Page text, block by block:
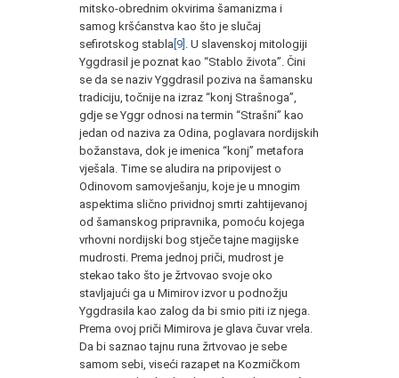
mitsko-obrednim okvirima šamanizma i
samog kršćanstva kao što je slučaj
sefirotskog stabla [9] . U slavenskoj mitologiji
Yggdrasil je poznat kao “Stablo života”. Čini
se da se naziv Yggdrasil poziva na šamansku
tradiciju, točnije na izraz “konj Strašnoga”,
gdje se Yggr odnosi na termin “Strašni” kao
jedan od naziva za Odina, poglavara nordijskih
božanstava, dok je imenica “konj” metafora
vješala. Time se aludira na pripovijest o
Odinovom samovješanju, koje je u mnogim
aspektima slično prividnoj smrti zahtijevanoj
od šamanskog pripravnika, pomoću kojega
vrhovni nordijski bog stječe tajne magijske
mudrosti. Prema jednoj priči, mudrost je
stekao tako što je žrtvovao svoje oko
stavljajući ga u Mimirov izvor u podnožju
Yggdrasila kao zalog da bi smio piti iz njega.
Prema ovoj priči Mimirova je glava čuvar vrela.
Da bi saznao tajnu runa žrtvovao je sebe
samom sebi, viseći razapet na Kozmičkom